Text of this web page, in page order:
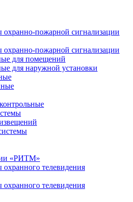
охранно-пожарной сигнализации
охранно-пожарной сигнализации
для помещений
для наружной установки
«РИТМ»
охранного телевидения
охранного телевидения